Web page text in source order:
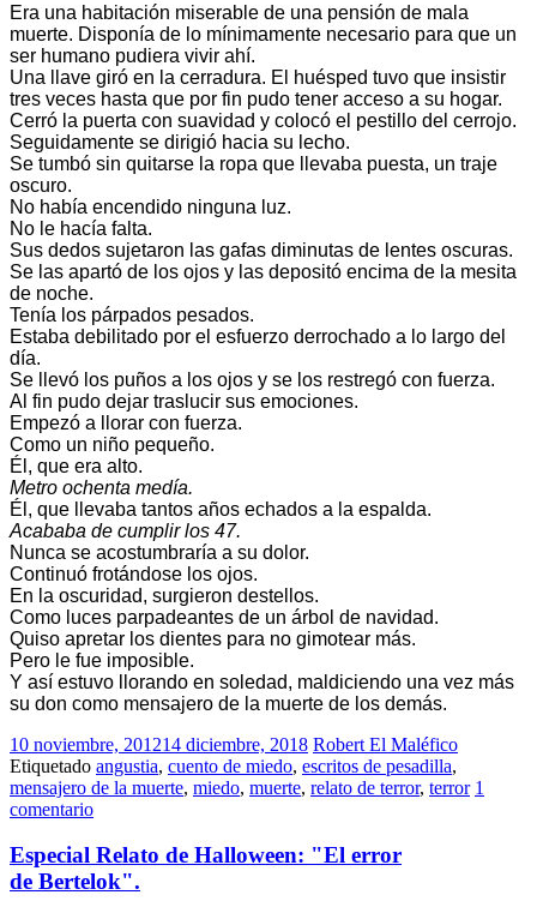
Era una habitación miserable de una pensión de mala
muerte. Disponía de lo mínimamente necesario para que un
ser humano pudiera vivir ahí.
Una llave giró en la cerradura. El huésped tuvo que insistir
tres veces hasta que por fin pudo tener acceso a su hogar.
Cerró la puerta con suavidad y colocó el pestillo del cerrojo.
Seguidamente se dirigió hacia su lecho.
Se tumbó sin quitarse la ropa que llevaba puesta, un traje
oscuro.
No había encendido ninguna luz.
No le hacía falta.
Sus dedos sujetaron las gafas diminutas de lentes oscuras.
Se las apartó de los ojos y las depositó encima de la mesita
de noche.
Tenía los párpados pesados.
Estaba debilitado por el esfuerzo derrochado a lo largo del
día.
Se llevó los puños a los ojos y se los restregó con fuerza.
Al fin pudo dejar traslucir sus emociones.
Empezó a llorar con fuerza.
Como un niño pequeño.
Él, que era alto.
Metro ochenta medía.
Él, que llevaba tantos años echados a la espalda.
Acababa de cumplir los 47.
Nunca se acostumbraría a su dolor.
Continuó frotándose los ojos.
En la oscuridad, surgieron destellos.
Como luces parpadeantes de un árbol de navidad.
Quiso apretar los dientes para no gimotear más.
Pero le fue imposible.
Y así estuvo llorando en soledad, maldiciendo una vez más
su don como mensajero de la muerte de los demás.
10 noviembre, 201214 diciembre, 2018 Robert El Maléfico
Etiquetado angustia, cuento de miedo, escritos de pesadilla,
mensajero de la muerte, miedo, muerte, relato de terror, terror 1
comentario
Especial Relato de Halloween: "El error
de Bertelok".